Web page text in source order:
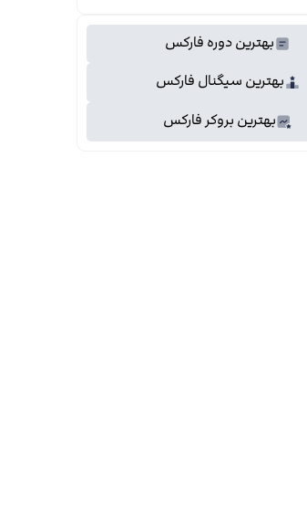
بهترین دوره فارکس
بهترین سیگنال فارکس
بهترین بروکر فارکس